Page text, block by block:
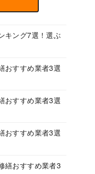
キング7選！選ぶ
おすすめ業者3選
おすすめ業者3選
おすすめ業者3選
繕おすすめ業者3